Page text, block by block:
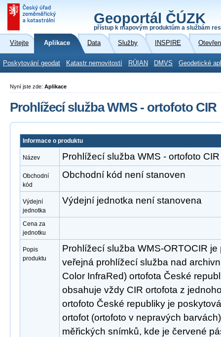
Geoportál ČÚZK
přístup k mapovým produktům a službám
Vítejte Aplikace Data Služby INSPIRE
Poskytování geodat Katastr nemovitostí RÚIAN DMVS Geodetické
Nyní jste zde: Aplikace
Prohlížecí služba WMS - ortofoto CIR
Informace o produktu
Název Prohlížecí služba WMS - ortofoto CIR
Obchodní
kód
Obchodní kód není stanoven
Výdejní
jednotka
Výdejní jednotka není stanovena
Cena za
jednotku
Popis
produktu
Prohlížecí služba WMS-ORTOCIR
veřejná prohlížecí služba nad
Color InfraRed) ortofota České
obsahuje vždy CIR ortofota z
ortofoto České republiky je
ortofot (ortofoto v nepravých
měřických snímků, kde je červené